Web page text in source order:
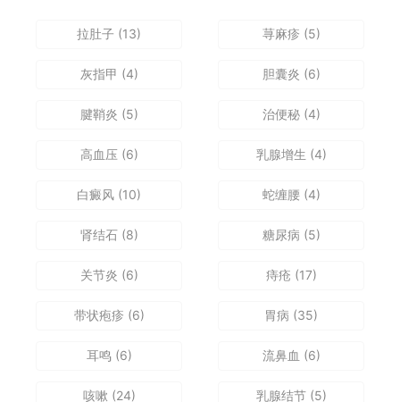
拉肚子 (13) 荨麻疹 (5)
灰指甲 (4) 胆囊炎 (6)
腱鞘炎 (5) 治便秘(4)
高血压(6) 乳腺增生 (4)
白癜风 (10) 蛇缠腰(4)
肾结石(8) 糖尿病 (5)
关节炎 (6) 痔疮 (17)
带状疱疹 (6) 胃病 (35)
耳鸣(6) 流鼻血 (6)
咳嗽 (24) 乳腺结节(5)